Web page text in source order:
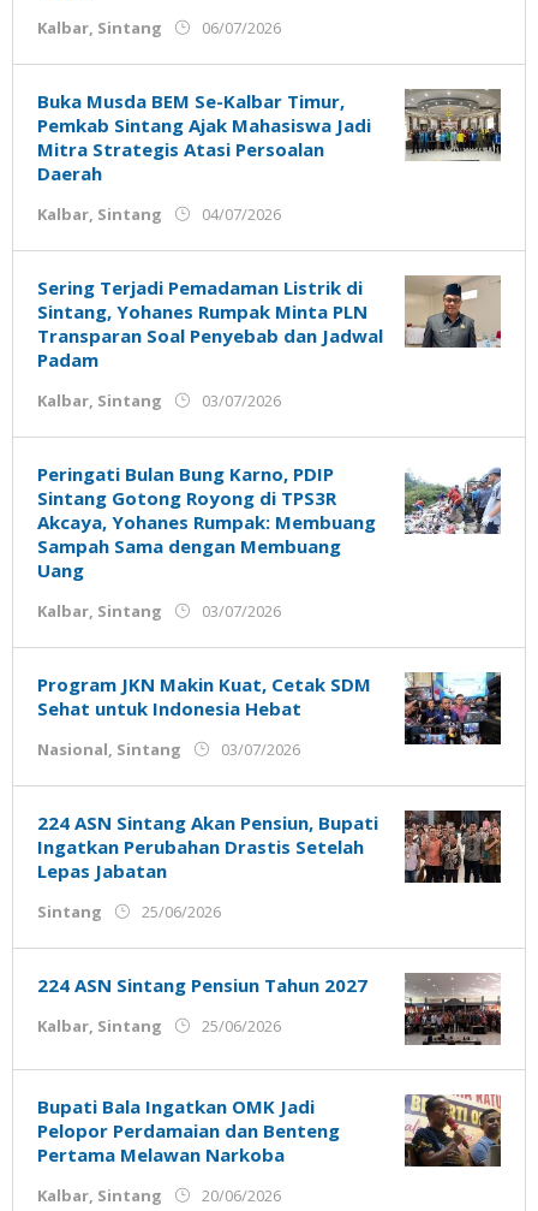
Kalbar, Sintang 06/07/2026
Ujung
Jemari
Buka Musda BEM Se-Kalbar Timur,
Pemkab Sintang Ajak Mahasiswa Jadi
Mitra Strategis Atasi Persoalan
Daerah
Kalbar, Sintang 04/07/2026
Ujung
Jemari
Sering Terjadi Pemadaman Listrik di
Sintang, Yohanes Rumpak Minta PLN
Transparan Soal Penyebab dan Jadwal
Padam
Kalbar, Sintang 03/07/2026
Ujung
Jemari
Peringati Bulan Bung Karno, PDIP
Sintang Gotong Royong di TPS3R
Akcaya, Yohanes Rumpak: Membuang
Sampah Sama dengan Membuang
Uang
Kalbar, Sintang 03/07/2026
Ujung
Jemari
Program JKN Makin Kuat, Cetak SDM
Sehat untuk Indonesia Hebat
Nasional, Sintang 03/07/2026
Ujung
Jemari
224 ASN Sintang Akan Pensiun, Bupati
Ingatkan Perubahan Drastis Setelah
Lepas Jabatan
Sintang 25/06/2026
Ujung
Jemari
224 ASN Sintang Pensiun Tahun 2027
Kalbar, Sintang 25/06/2026
Ujung
Bupati Bala Ingatkan OMK Jadi
Pelopor Perdamaian dan Benteng
Pertama Melawan Narkoba
Kalbar, Sintang 20/06/2026